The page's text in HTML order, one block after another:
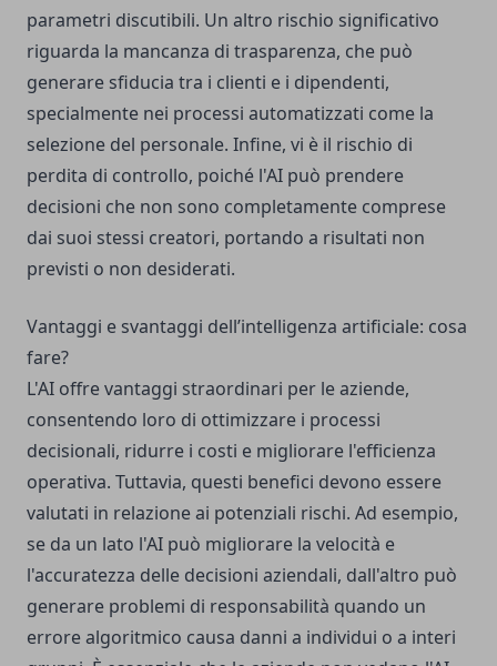
parametri discutibili. Un altro rischio significativo
riguarda la mancanza di trasparenza, che può
generare sfiducia tra i clienti e i dipendenti,
specialmente nei processi automatizzati come la
selezione del personale. Infine, vi è il rischio di
perdita di controllo, poiché l'AI può prendere
decisioni che non sono completamente comprese
dai suoi stessi creatori, portando a risultati non
previsti o non desiderati.
Vantaggi e svantaggi dell’intelligenza artificiale: cosa
fare?
L'AI offre vantaggi straordinari per le aziende,
consentendo loro di ottimizzare i processi
decisionali, ridurre i costi e migliorare l'efficienza
operativa. Tuttavia, questi benefici devono essere
valutati in relazione ai potenziali rischi. Ad esempio,
se da un lato l'AI può migliorare la velocità e
l'accuratezza delle decisioni aziendali, dall'altro può
generare problemi di responsabilità quando un
errore algoritmico causa danni a individui o a interi